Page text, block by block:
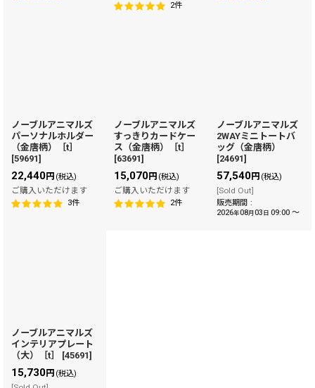
2件
ノーブルアニマルズ
パーソナルホルダー
（金唐柄）［t］
[59691]
22,440円 (税込)
ご購入いただけます
3件
ノーブルアニマルズ
すっきりカードケー
ス（金唐柄）［t］
[63691]
15,070円 (税込)
ご購入いただけます
2件
ノーブルアニマルズ
2WAYミニトートバ
ッグ（金唐柄）
[24691]
57,540円 (税込)
[Sold Out]
販売期間 :
2026年08月 03 日 09:00 ～
ノーブルアニマルズ
インテリアプレート
（大）［t］
[45691]
15,730円 (税込)